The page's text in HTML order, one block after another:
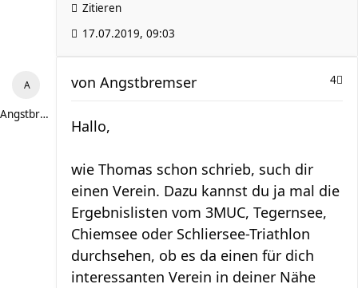
Zitieren
17.07.2019, 09:03
Angstbremser
4
von Angstbremser
Hallo,
wie Thomas schon schrieb, such dir
einen Verein. Dazu kannst du ja mal die
Ergebnislisten vom 3MUC, Tegernsee,
Chiemsee oder Schliersee-Triathlon
durchsehen, ob es da einen für dich
interessanten Verein in deiner Nähe